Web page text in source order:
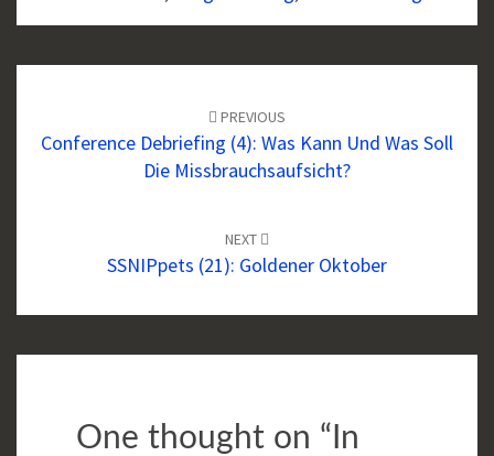
PREVIOUS
Conference Debriefing (4): Was Kann Und Was Soll
Die Missbrauchsaufsicht?
NEXT
SSNIPpets (21): Goldener Oktober
One thought on “ In